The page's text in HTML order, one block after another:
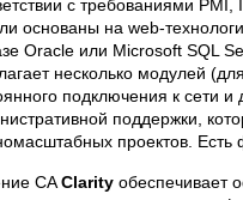
с требованиями
основаны на web-
Oracle или Microsoft SQL
несколько модулей
подключения к сети
поддержки,
проектов. Есть
CAClarity обеспечивает